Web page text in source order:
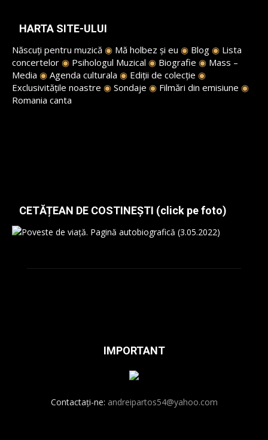
HARTA SITE-ULUI
Născuți pentru muzică ◉ Mă holbez și eu ◉ Blog ◉ Lista
concertelor ◉ Psihologul Muzical ◉ Biografie ◉ Mass –
Media ◉ Agenda culturala ◉ Ediții de colecție ◉
Exclusivitățile noastre ◉ Sondaje ◉ Filmări din emisiune ◉
Romania canta
CETĂȚEAN DE COSTINEȘTI (click pe foto)
IMPORTANT
Contactați-ne: andreipartos54@yahoo.com